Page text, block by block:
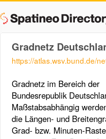
Gradnetz
https://atlas.wsv.bund.de/
Gradnetz im Bereich der
Bundesrepublik
Maßstabsabhängig
die Längen- und
Grad- bzw. Minuten-